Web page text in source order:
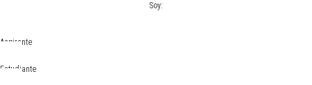
Soy:
Aspirante
Estudiante